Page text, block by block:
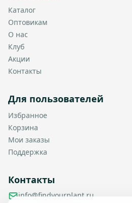
Каталог
Оптовикам
О нас
Клуб
Акции
Контакты
Для пользователей
Избранное
Корзина
Мои заказы
Поддержка
Контакты
info@findyourplant.ru